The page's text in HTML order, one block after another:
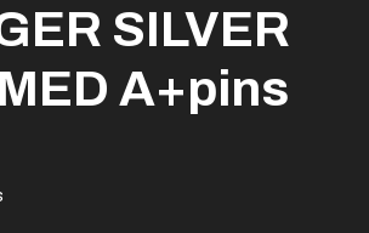
SILVER
A+pins